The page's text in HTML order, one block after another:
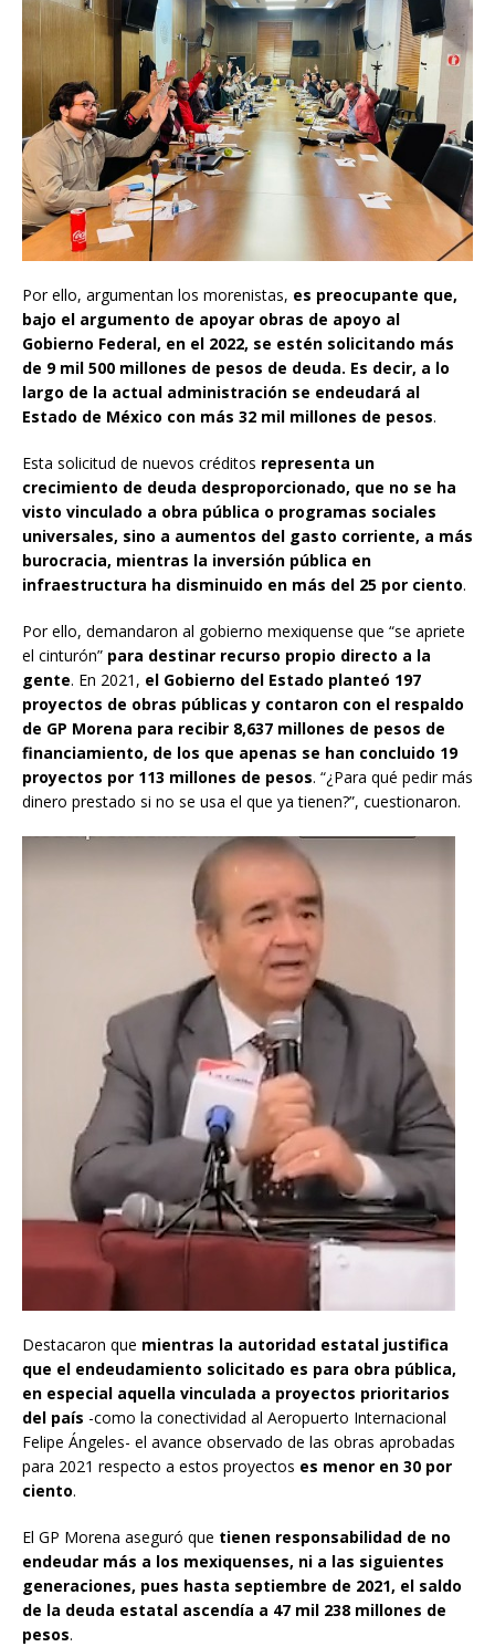
Por ello, argumentan los morenistas, es preocupante que,
bajo el argumento de apoyar obras de apoyo al
Gobierno Federal, en el 2022, se estén solicitando más
de 9 mil 500 millones de pesos de deuda. Es decir, a lo
largo de la actual administración se endeudará al
Estado de México con más 32 mil millones de pesos.
Esta solicitud de nuevos créditos representa un
crecimiento de deuda desproporcionado, que no se ha
visto vinculado a obra pública o programas sociales
universales, sino a aumentos del gasto corriente, a más
burocracia, mientras la inversión pública en
infraestructura ha disminuido en más del 25 por ciento.
Por ello, demandaron al gobierno mexiquense que “se apriete
el cinturón” para destinar recurso propio directo a la
gente. En 2021, el Gobierno del Estado planteó 197
proyectos de obras públicas y contaron con el respaldo
de GP Morena para recibir 8,637 millones de pesos de
financiamiento, de los que apenas se han concluido 19
proyectos por 113 millones de pesos. “¿Para qué pedir más
dinero prestado si no se usa el que ya tienen?”, cuestionaron.
Destacaron que mientras la autoridad estatal justifica
que el endeudamiento solicitado es para obra pública,
en especial aquella vinculada a proyectos prioritarios
del país -como la conectividad al Aeropuerto Internacional
Felipe Ángeles- el avance observado de las obras aprobadas
para 2021 respecto a estos proyectos es menor en 30 por
ciento.
El GP Morena aseguró que tienen responsabilidad de no
endeudar más a los mexiquenses, ni a las siguientes
generaciones, pues hasta septiembre de 2021, el saldo
de la deuda estatal ascendía a 47 mil 238 millones de
pesos.